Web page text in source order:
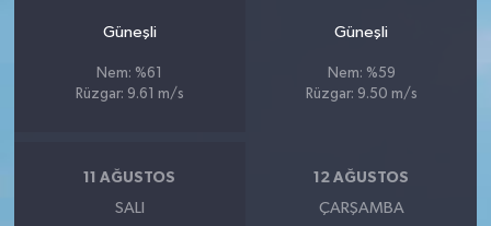
Güneşli
Nem: %61
Rüzgar: 9.61 m/s
Güneşli
Nem: %59
Rüzgar: 9.50 m/s
11 AĞUSTOS
SALI
12 AĞUSTOS
ÇARŞAMBA